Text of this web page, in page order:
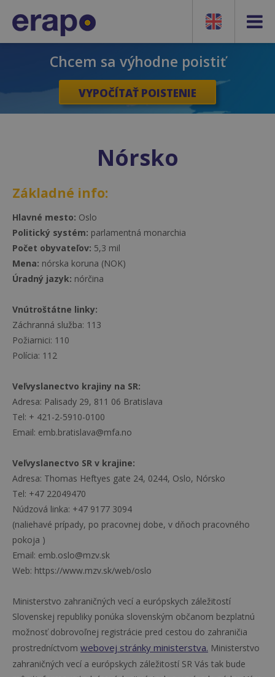
Chcem sa výhodne poistiť
VYPOČÍTAŤ POISTENIE
Nórsko
Základné info:
Hlavné mesto: Oslo
Politický systém: parlamentná monarchia
Počet obyvateľov: 5,3 mil
Mena: nórska koruna (NOK)
Úradný jazyk: nórčina
Vnútroštátne linky:
Záchranná služba: 113
Požiarnici: 110
Polícia: 112
Veľvyslanectvo krajiny na SR:
Adresa: Palisady 29, 811 06 Bratislava
Tel: + 421-2-5910-0100
Email: emb.bratislava@mfa.no
Veľvyslanectvo SR v krajine:
Adresa: Thomas Heftyes gate 24, 0244, Oslo, Nórsko
Tel: +47 22049470
Núdzová linka: +47 9177 3094
(naliehavé prípady, po pracovnej dobe, v dňoch pracovného
pokoja )
Email: emb.oslo@mzv.sk
Web: https://www.mzv.sk/web/oslo
Ministerstvo zahraničných vecí a európskych záležitostí
Slovenskej republiky ponúka slovenským občanom bezplatnú
možnosť dobrovoľnej registrácie pred cestou do zahraničia
prostredníctvom webovej stránky ministerstva. Ministerstvo
zahraničných vecí a európskych záležitostí SR Vás tak bude